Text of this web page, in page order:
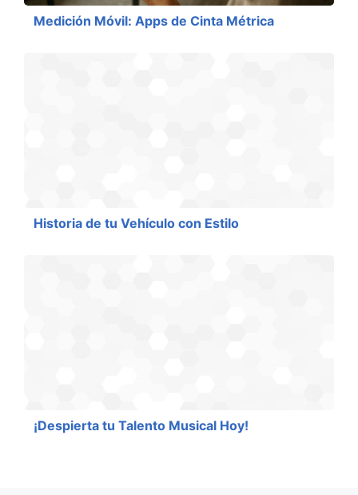
Medición Móvil: Apps de Cinta Métrica
Historia de tu Vehículo con Estilo
¡Despierta tu Talento Musical Hoy!